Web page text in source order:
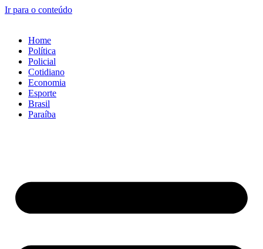
Ir para o conteúdo
Home
Política
Policial
Cotidiano
Economia
Esporte
Brasil
Paraíba